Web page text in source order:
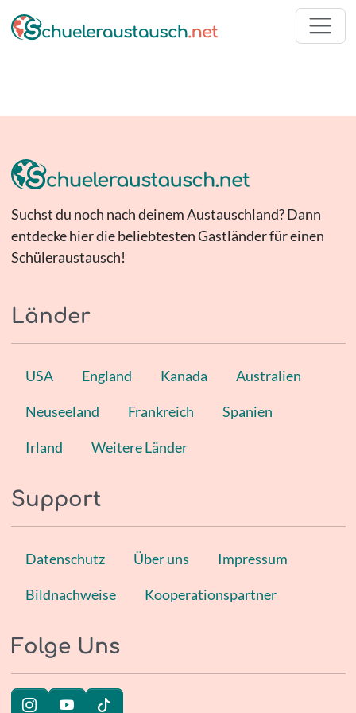
Suchst du noch nach deinem Austauschland? Dann
entdecke hier die beliebtesten Gastländer für einen
Schüleraustausch!
Länder
USA England Kanada Australien
Neuseeland Frankreich Spanien
Irland Weitere Länder
Support
Datenschutz Über uns Impressum
Bildnachweise Kooperationspartner
Folge Uns